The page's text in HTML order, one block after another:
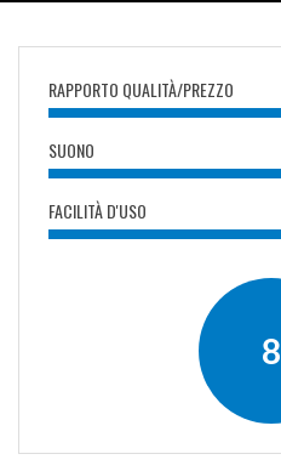
RAPPORTO QUALITÀ/PREZZO
SUONO
FACILITÀ D'USO
8